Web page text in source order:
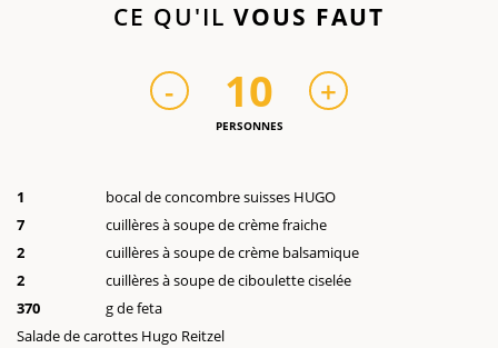
CE QU'IL VOUS FAUT
- 10 +
PERSONNES
1
bocal de concombre suisses HUGO
7
cuillères à soupe de crème fraiche
2
cuillères à soupe de crème balsamique
2
cuillères à soupe de ciboulette ciselée
370
g de feta
Salade de carottes Hugo Reitzel